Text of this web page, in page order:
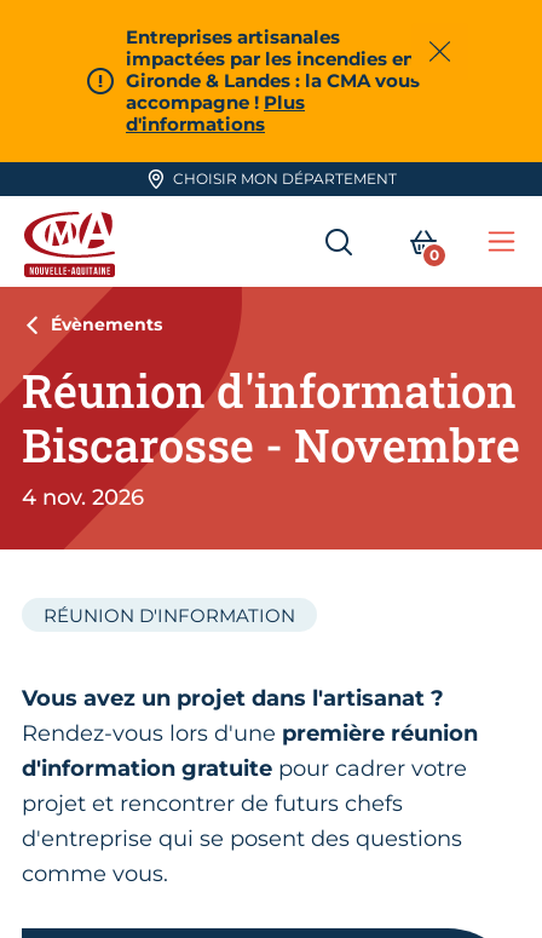
Entreprises artisanales
impactées par les incendies en
Gironde & Landes : la CMA vous
accompagne ! Plus
d'informations
Fermer
CHOISIR MON DÉPARTEMENT
CMA Nouvelle-Aquitaine
RECHERCHER
MON
0
Évènements
Réunion d'information
Biscarosse - Novembre
4 nov. 2026
RÉUNION D'INFORMATION
Vous avez un projet dans l'artisanat ?
Rendez-vous lors d'une première réunion
d'information gratuite pour cadrer votre
projet et rencontrer de futurs chefs
d'entreprise qui se posent des questions
comme vous.